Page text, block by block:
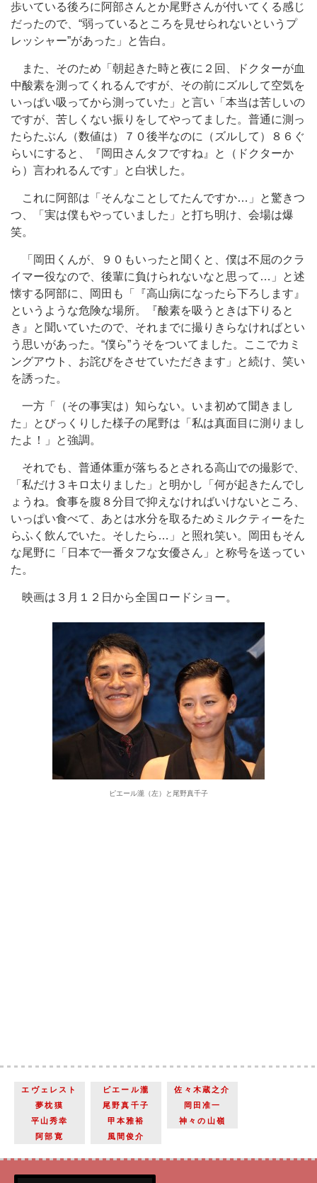
歩いている後ろに阿部さんとか尾野さんが付いてくる感じ
だったので、“弱っているところを見せられないというプ
レッシャー”があった」と告白。
また、そのため「朝起きた時と夜に２回、ドクターが血
中酸素を測ってくれるんですが、その前にズルして空気を
いっぱい吸ってから測っていた」と言い「本当は苦しいの
ですが、苦しくない振りをしてやってました。普通に測っ
たらたぶん（数値は）７０後半なのに（ズルして）８６ぐ
らいにすると、『岡田さんタフですね』と（ドクターか
ら）言われるんです」と白状した。
これに阿部は「そんなことしてたんですか…」と驚きつ
つ、「実は僕もやっていました」と打ち明け、会場は爆
笑。
「岡田くんが、９０もいったと聞くと、僕は不屈のクラ
イマー役なので、後輩に負けられないなと思って…」と述
懐する阿部に、岡田も「『高山病になったら下ろします』
というような危険な場所。『酸素を吸うときは下りると
き』と聞いていたので、それまでに撮りきらなければとい
う思いがあった。“僕ら”うそをついてました。ここでカミ
ングアウト、お詫びをさせていただきます」と続け、笑い
を誘った。
一方「（その事実は）知らない。いま初めて聞きまし
た」とびっくりした様子の尾野は「私は真面目に測りまし
たよ！」と強調。
それでも、普通体重が落ちるとされる高山での撮影で、
「私だけ３キロ太りました」と明かし「何が起きたんでし
ょうね。食事を腹８分目で抑えなければいけないところ、
いっぱい食べて、あとは水分を取るためミルクティーをた
らふく飲んでいた。そしたら…」と照れ笑い。岡田もそん
な尾野に「日本で一番タフな女優さん」と称号を送ってい
た。
映画は３月１２日から全国ロードショー。
ピエール瀧（左）と尾野真千子
エヴェレスト ピエール瀧
佐々木蔵之介
夢枕獏
尾野真千子
岡田准一
平山秀幸
甲本雅裕
神々の山嶺
阿部寛
風間俊介